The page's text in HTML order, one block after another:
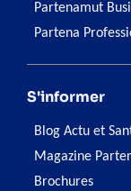
Partenamut
Partena
S'informer
Blog Actu et
Magazine
Brochures